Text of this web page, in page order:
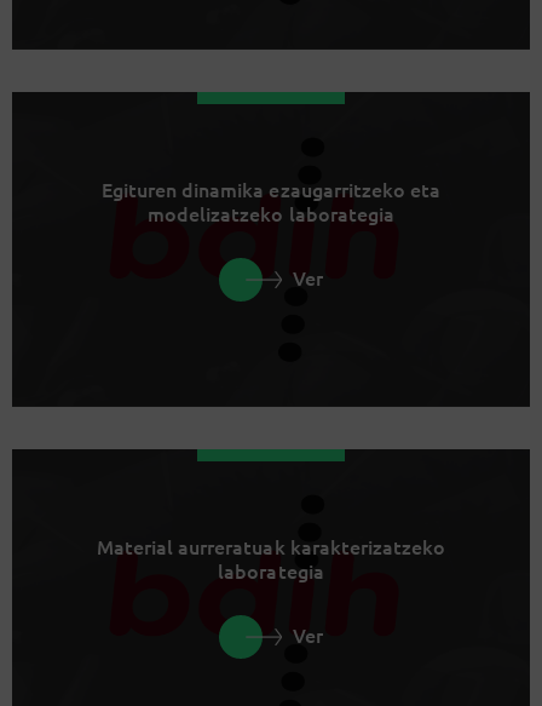
Egituren dinamika ezaugarritzeko eta
modelizatzeko laborategia
Ver
Material aurreratuak karakterizatzeko
laborategia
Ver